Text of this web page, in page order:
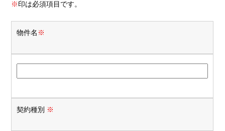
※印は必須項目です。
物件名 ※
契約種別 ※